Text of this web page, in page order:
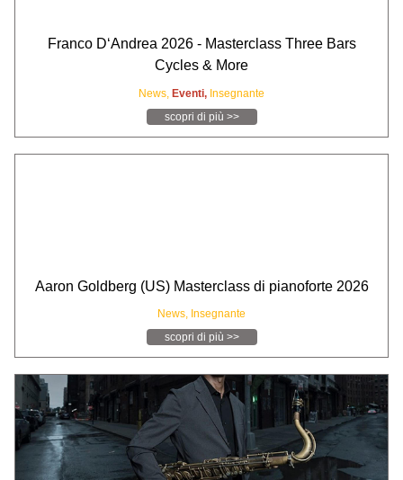
Franco D‘Andrea 2026 - Masterclass Three Bars
Cycles & More
News, Eventi, Insegnante
scopri di più >>
Aaron Goldberg (US) Masterclass di pianoforte 2026
News, Insegnante
scopri di più >>